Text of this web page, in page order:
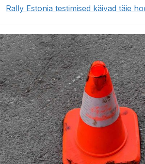
Rally Estonia testimised käivad täie